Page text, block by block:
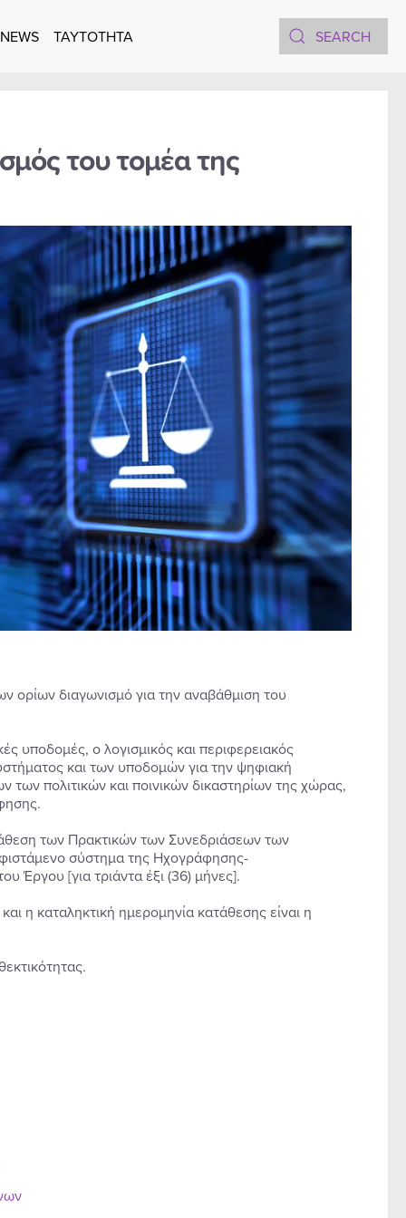
TAYTOTHTA
του τομέα της
ορίων διαγωνισμό για την αναβάθμιση του
υποδομές, ο λογισμικός και περιφερειακός
και των υποδομών για την ψηφιακή
πολιτικών και ποινικών δικαστηρίων της χώρας,
των Πρακτικών των Συνεδριάσεων των
σύστημα της Ηχογράφησης-
Έργου [για τριάντα έξι (36) μήνες].
η καταληκτική ημερομηνία κατάθεσης είναι η